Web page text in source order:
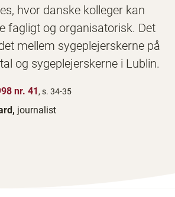
hvor danske kolleger kan
fagligt og organisatorisk. Det
mellem sygeplejerskerne på
og sygeplejerskerne i Lublin.
nr. 41, s. 34-35
journalist